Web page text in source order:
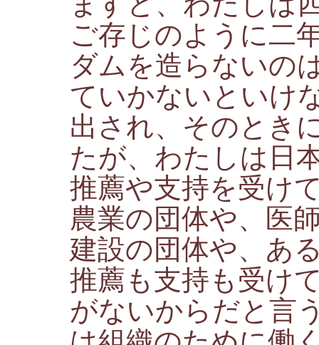
ご存じのように二
ダムを造らないの
ていかないといけ
出され、そのとき
たが、わたしは日
推薦や支持を受け
農業の団体や、医
建設の団体や、あ
推薦も支持も受け
がないからだと言